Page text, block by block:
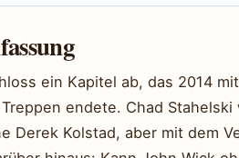
ein Kapitel ab, das 2014
endete. Chad
Derek Kolstad, aber mit dem